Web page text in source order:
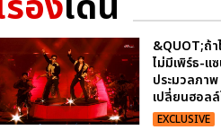
&QUOT;ถ้
ไม่มีเพิร์ธ-แ
ประมวลภา
เปลี่ยนฮอล
EXCLUSIVE